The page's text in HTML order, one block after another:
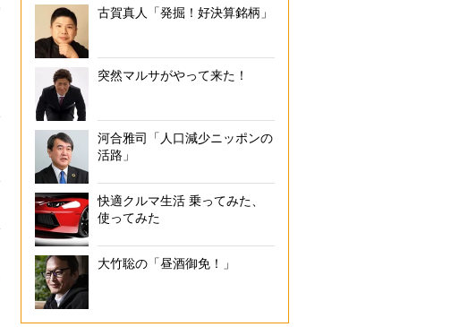
古賀真人「発掘！好決算銘柄」
突然マルサがやって来た！
河合雅司「人口減少ニッポンの
活路」
快適クルマ生活 乗ってみた、
使ってみた
大竹聡の「昼酒御免！」